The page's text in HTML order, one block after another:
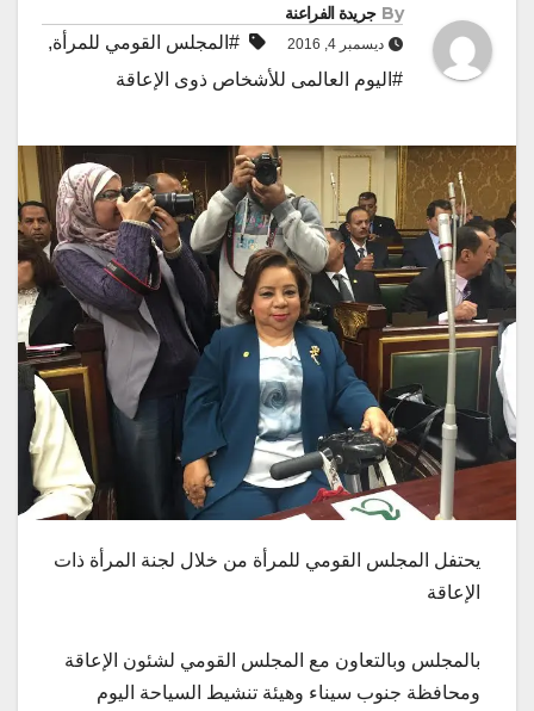
By جريدة الفراعنة
ديسمبر 4, 2016 #المجلس القومي للمرأة,
#اليوم العالمى للأشخاص ذوى الإعاقة
يحتفل المجلس القومي للمرأة من خلال لجنة المرأة ذات
الإعاقة
بالمجلس وبالتعاون مع المجلس القومي لشئون الإعاقة
ومحافظة جنوب سيناء وهيئة تنشيط السياحة اليوم